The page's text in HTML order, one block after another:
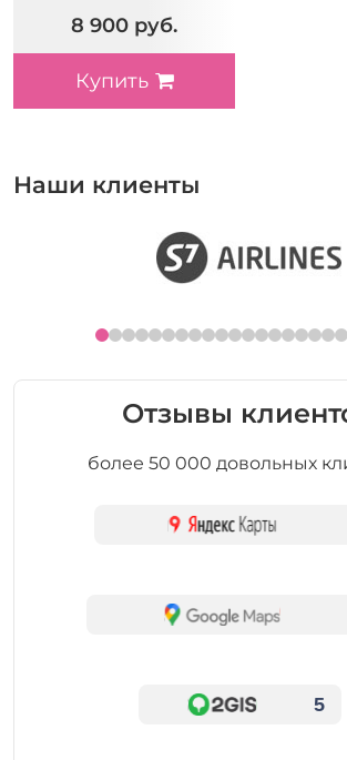
8 900 руб.
Купить
Наши клиенты
Отзывы
более 50 000 довольных
5